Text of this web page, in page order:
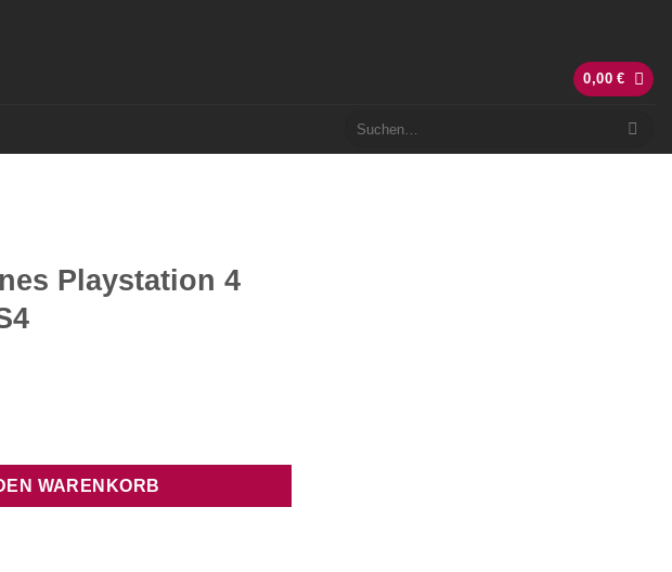
0,00€
Playstation 4
WARENKORB